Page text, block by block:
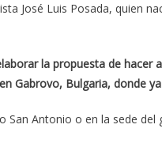
José Luis Posada, quien
la propuesta de hacer
Gabrovo, Bulgaria, donde
Antonio o en la sede del